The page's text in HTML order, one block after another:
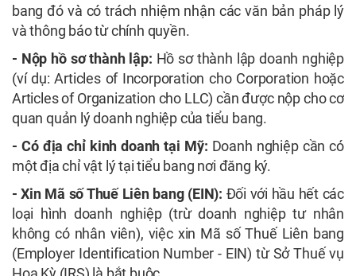
bang đó và có trách nhiệm nhận các văn bản pháp lý
và thông báo từ chính quyền.
- Nộp hồ sơ thành lập: Hồ sơ thành lập doanh nghiệp
(ví dụ: Articles of Incorporation cho Corporation hoặc
Articles of Organization cho LLC) cần được nộp cho cơ
quan quản lý doanh nghiệp của tiểu bang.
- Có địa chỉ kinh doanh tại Mỹ: Doanh nghiệp cần có
một địa chỉ vật lý tại tiểu bang nơi đăng ký.
- Xin Mã số Thuế Liên bang (EIN): Đối với hầu hết các
loại hình doanh nghiệp (trừ doanh nghiệp tư nhân
không có nhân viên), việc xin Mã số Thuế Liên bang
(Employer Identification Number - EIN) từ Sở Thuế vụ